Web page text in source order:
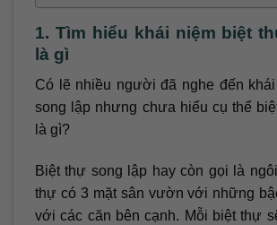
1. Tìm hiểu khái niệm biệt
là gì
Có lẽ nhiều người đã nghe đến
song lập nhưng chưa hiểu cụ thể
là gì?
Biệt thự song lập hay còn gọi là
thự có 3 mặt sân vườn với những
với các căn bên cạnh. Mỗi biệt thự